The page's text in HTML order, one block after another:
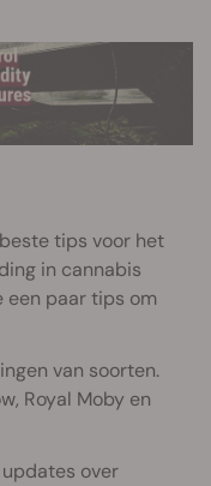
tips voor het
in cannabis
een paar tips om
van soorten.
Royal Moby en
over